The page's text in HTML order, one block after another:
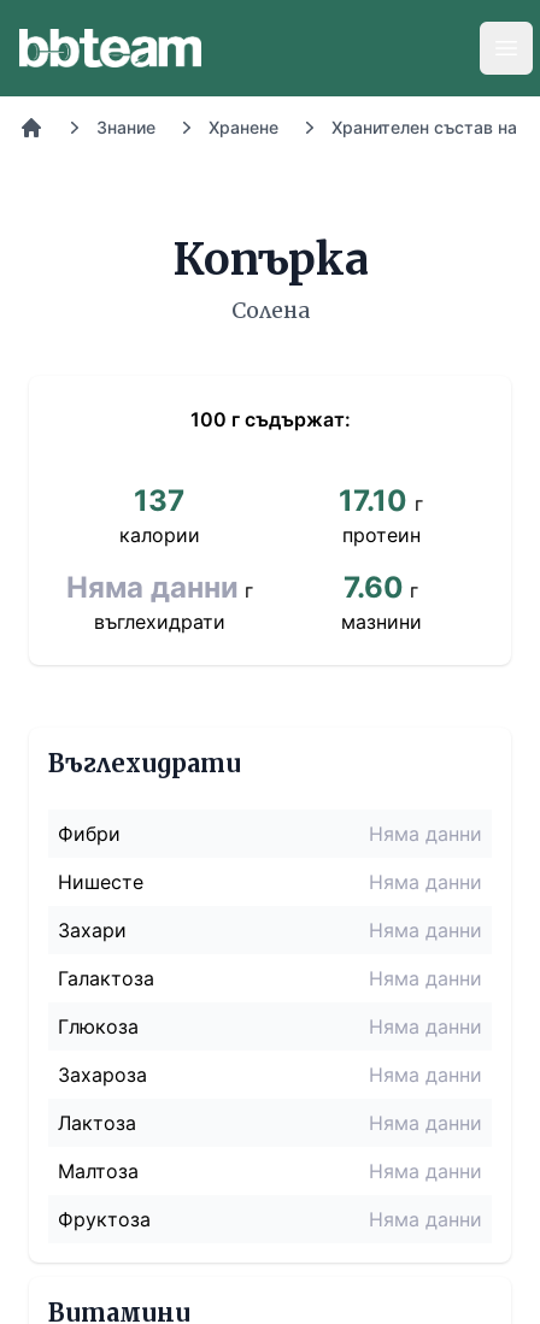
Знание Хранене Хранителен състав на
Копърка
Солена
100 г съдържат:
137
калории
17.10 г
протеин
Няма данни г
въглехидрати
7.60 г
мазнини
Въглехидрати
Фибри
Няма данни
Нишесте
Няма данни
Захари
Няма данни
Галактоза
Няма данни
Глюкоза
Няма данни
Захароза
Няма данни
Лактоза
Няма данни
Малтоза
Няма данни
Фруктоза
Няма данни
Витамини